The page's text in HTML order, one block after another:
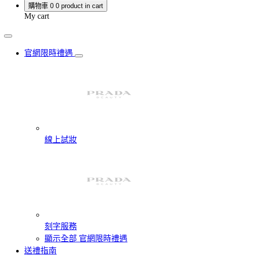
購物車 0 0 product in cart
My cart
官網限時禮遇
線上試妝
刻字服務
顯示全部 官網限時禮遇
送禮指南